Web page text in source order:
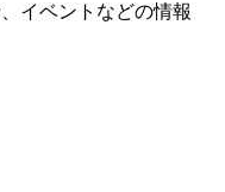
イベントなどの情報